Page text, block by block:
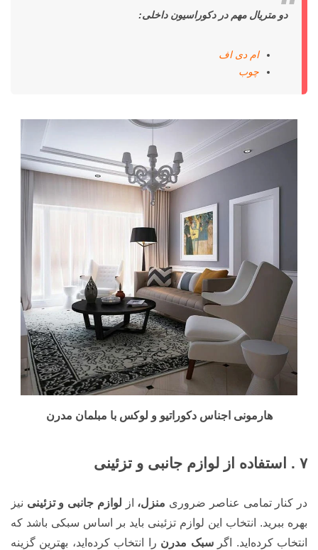
دو متریال مهم در دکوراسیون داخلی:
ام دی اف
چوب
هارمونی اجناس دکوراتیو و لوکس با مبلمان مدرن
۷ . استفاده از لوازم جانبی و تزئینی
در کنار تمامی عناصر ضروری منزل، از لوازم جانبی و تزئینی نیز
بهره ببرید. انتخاب این لوازم تزئینی باید بر اساس سبکی باشد که
انتخاب کرده‌اید. اگر سبک مدرن را انتخاب کرده‌اید، بهترین گزینه